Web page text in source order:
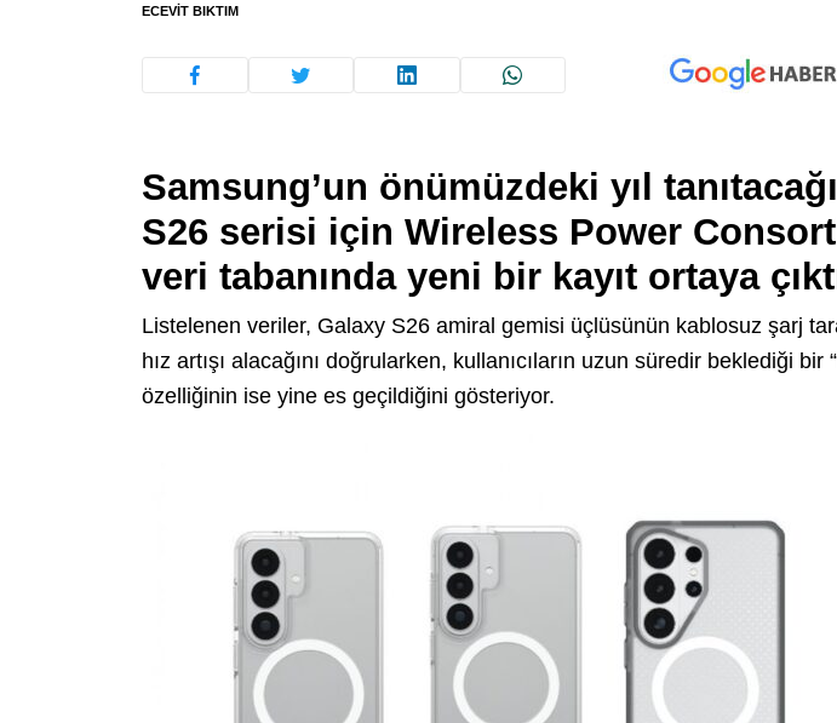
ECEVIT BIKTIM
Samsung’un önümüzdeki yıl tanıtacağı
S26 serisi için Wireless Power
veri tabanında yeni bir kayıt ortaya
Listelenen veriler, Galaxy S26 amiral gemisi üçlüsünün kablosuz şarj
hız artışı alacağını doğrularken, kullanıcıların uzun süredir beklediği bir
özelliğinin ise yine es geçildiğini gösteriyor.